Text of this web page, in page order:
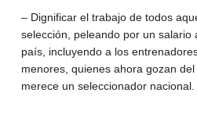
– Dignificar el trabajo de todos
selección, peleando por un salario
país, incluyendo a los
menores, quienes ahora gozan
merece un seleccionador nacional.